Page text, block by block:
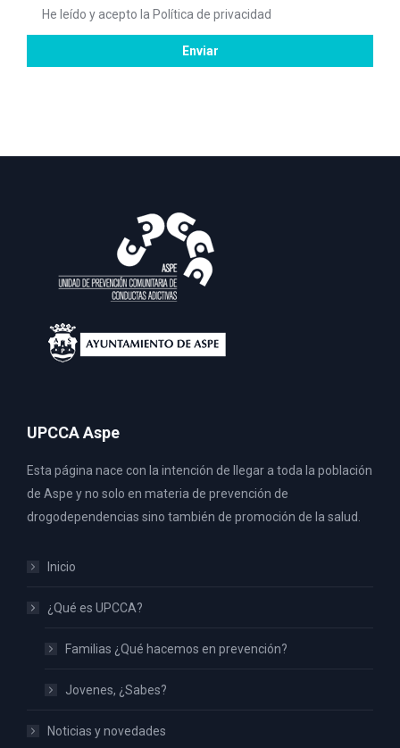
He leído y acepto la Política de privacidad
UPCCA Aspe
Esta página nace con la intención de llegar a toda la población
de Aspe y no solo en materia de prevención de
drogodependencias sino también de promoción de la salud.
Inicio
¿Qué es UPCCA?
Familias ¿Qué hacemos en prevención?
Jovenes, ¿Sabes?
Noticias y novedades